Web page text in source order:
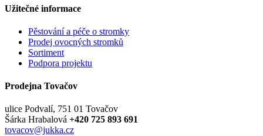
Užitečné informace
Pěstování a péče o stromky
Prodej ovocných stromků
Sortiment
Podpora projektu
Prodejna Tovačov
ulice Podvalí, 751 01 Tovačov
Šárka Hrabalová +420 725 893 691
tovacov@jukka.cz